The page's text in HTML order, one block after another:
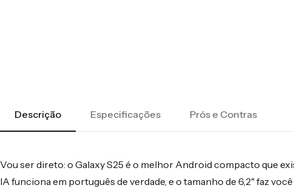
Descrição Especificações Prós e Contras
Vou ser direto: o Galaxy S25 é o melhor Android compacto que
IA funciona em português de verdade, e o tamanho de 6,2" faz